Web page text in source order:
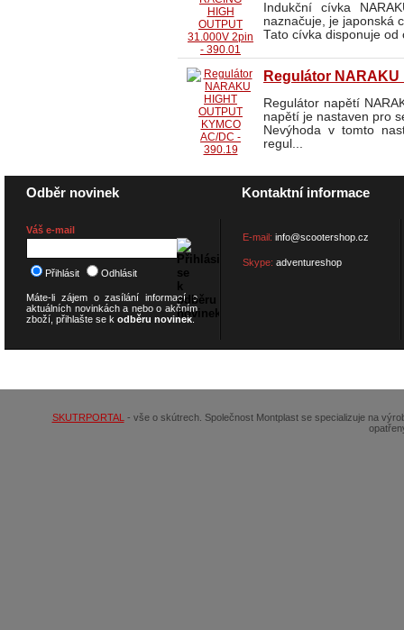
Indukční cívka
naznačuje, je japonská
Tato cívka disponuje
Regulátor NARAKU
Regulátor napětí
napětí je nastaven pro
Nevýhoda v tomto
regul...
Odběr novinek
Váš e-mail
Přihlásit Odhlásit
Máte-li zájem o zasílání informací o
aktuálních novinkách a nebo o akčním
zboží, přihlašte se k odběru novinek.
Kontaktní informace
E-mail: info@scootershop.cz
Skype: adventureshop
SKUTRPORTAL - vše o skútrech. Společnost Montplast se specializuje na